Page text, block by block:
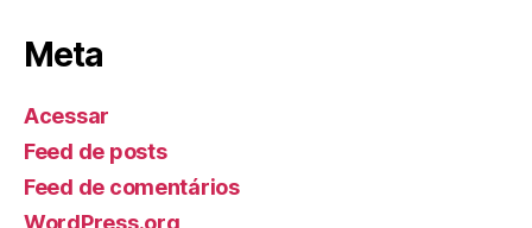
Meta
Acessar
Feed de posts
Feed de comentários
WordPress.org